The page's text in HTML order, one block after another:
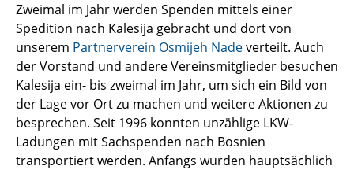
Zweimal im Jahr werden Spenden mittels einer
Spedition nach Kalesija gebracht und dort von
unserem Partnerverein Osmijeh Nadeverteilt. Auch
der Vorstand und andere Vereinsmitglieder besuchen
Kalesija ein- bis zweimal im Jahr, um sich ein Bild von
der Lage vor Ort zu machen und weitere Aktionen zu
besprechen. Seit 1996 konnten unzählige LKW-
Ladungen mit Sachspenden nach Bosnien
transportiert werden. Anfangs wurden hauptsächlich